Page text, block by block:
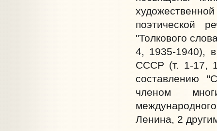
поэтической
"Толкового
4, 1935-1940),
СССР (т. 1-17,
составлению
членом
Ленина, 2